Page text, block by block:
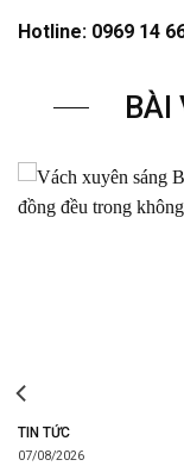
Hotline: 0969 14
BÀI
TIN TỨC
07/08/2026